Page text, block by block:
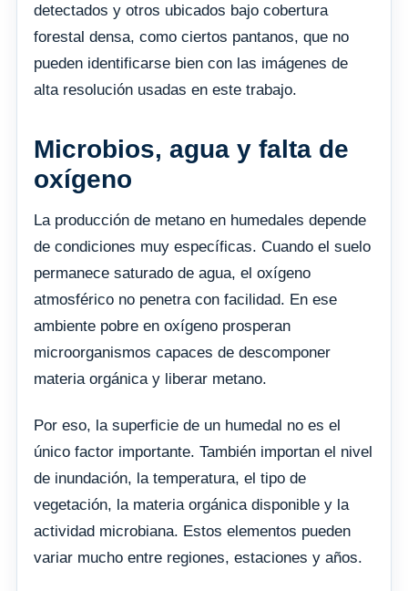
detectados y otros ubicados bajo cobertura
forestal densa, como ciertos pantanos, que no
pueden identificarse bien con las imágenes de
alta resolución usadas en este trabajo.
Microbios, agua y falta de
oxígeno
La producción de metano en humedales depende
de condiciones muy específicas. Cuando el suelo
permanece saturado de agua, el oxígeno
atmosférico no penetra con facilidad. En ese
ambiente pobre en oxígeno prosperan
microorganismos capaces de descomponer
materia orgánica y liberar metano.
Por eso, la superficie de un humedal no es el
único factor importante. También importan el nivel
de inundación, la temperatura, el tipo de
vegetación, la materia orgánica disponible y la
actividad microbiana. Estos elementos pueden
variar mucho entre regiones, estaciones y años.